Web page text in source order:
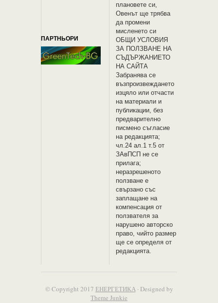
плановете си,
Овенът ще трябва
да промени
мисленето си
ПАРТНЬОРИ
OБЩИ УСЛОВИЯ
ЗА ПОЛЗВАНЕ НА
СЪДЪРЖАНИЕТО
НА САЙТА
Забранява се
възпроизвеждането
изцяло или отчасти
на материали и
публикации, без
предварително
писмено съгласие
на редакцията;
чл.24 ал.1 т.5 от
ЗАвПСП не се
прилага;
неразрешеното
ползване е
свързано със
заплащане на
компенсация от
ползвателя за
нарушено авторско
право, чийто размер
ще се определя от
редакцията.
© Copyright 2017 ЕНЕРГЕТИКА · Designed by
Theme Junkie